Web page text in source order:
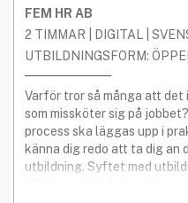
FEM HR AB
2 TIMMAR | DIGITAL |
UTBILDNINGSFORM:
Varför tror så många att
som missköter sig på
process ska läggas upp i
känna dig redo att ta dig an
utbildning. Syftet med